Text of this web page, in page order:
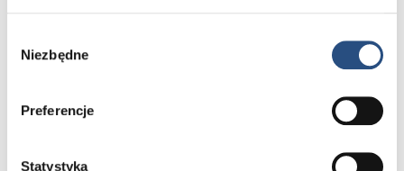
zgody
Niezbędne
Preferencje
Statystyka
Zarezerwuj termin kontroli